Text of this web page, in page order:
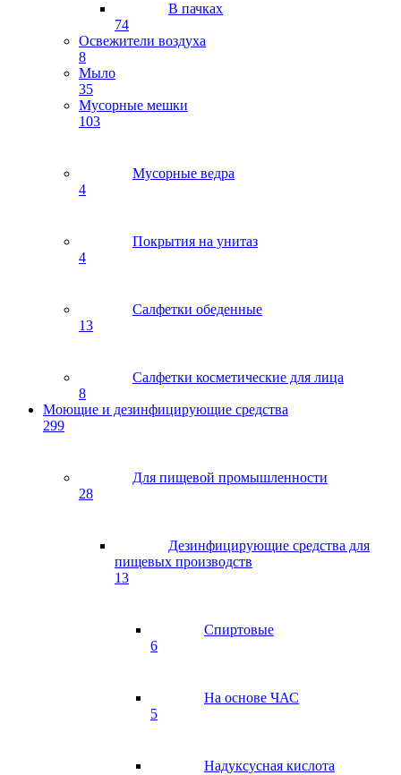
В пачках
74
Освежители воздуха
8
Мыло
35
Мусорные мешки
103
Мусорные ведра
4
Покрытия на унитаз
4
Салфетки обеденные
13
Салфетки косметические для лица
8
Моющие и дезинфицирующие средства
299
Для пищевой промышленности
28
Дезинфицирующие средства для
пищевых производств
13
Спиртовые
6
На основе ЧАС
5
Надуксусная кислота